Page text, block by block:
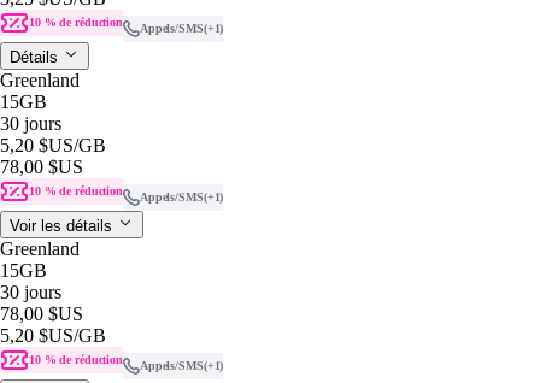
10 % de réduction Appels/SMS(+1)
Détails
Greenland
15GB
30 jours
5,20 $US/GB
78,00 $US
10 % de réduction Appels/SMS(+1)
Voir les détails
Greenland
15GB
30 jours
78,00 $US
5,20 $US/GB
10 % de réduction Appels/SMS(+1)